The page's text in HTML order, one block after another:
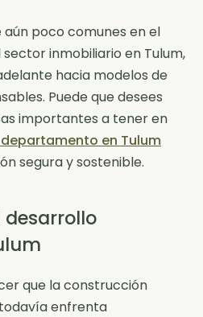
aún poco comunes en el
inmobiliario en Tulum,
hacia modelos de
Puede que desees
importantes a tener en
en Tulum
segura y sostenible.
desarrollo
que la construcción
enfrenta